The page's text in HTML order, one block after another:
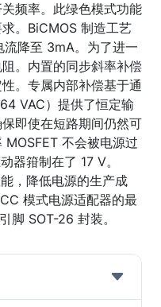
频率。此绿色模式功能
。BiCMOS 制造工艺
降至 3mA。为了进一
。内置的同步斜率补偿
。专属内部补偿基于通
VAC）提供了恒定输
即使在短路期间仍然可
不会被电源过
器箝制在了 17 V。
，降低电源的生产成
模式电源适配器的最
脚 SOT-26 封装。